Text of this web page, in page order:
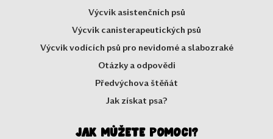
Výcvik asistenčních psů
Výcvik canisterapeutických psů
Výcvik vodících psů pro nevidomé a slabozraké
Otázky a odpovědi
Předvýchova štěňát
Jak získat psa?
Jak můžete pomoci?